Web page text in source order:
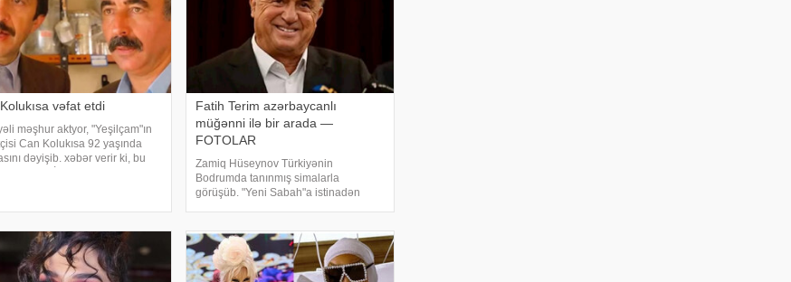
vəfat etdi
məşhur aktyor, "Yeşilçam"ın
Can Kolukısa 92 yaşında
dəyişib. xəbər verir ki, bu
Fatih Terim azərbaycanlı
müğənni ilə bir arada —
FOTOLAR
Zamiq Hüseynov Türkiyənin
Bodrumda tanınmış simalarla
görüşüb. "Yeni Sabah"a istinadən
Terimləı ünsiyyətdə olub. Z.Hüseynov
görüş zaman